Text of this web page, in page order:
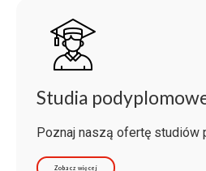
Studia
Poznaj naszą ofertę studiów
Zobacz więcej